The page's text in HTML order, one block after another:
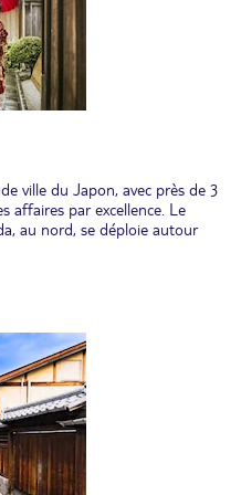
ville du Japon, avec près de 3
affaires par excellence. Le
au nord, se déploie autour
moderne avec ses
mélange de modernité
Nuit à l’hôtel.